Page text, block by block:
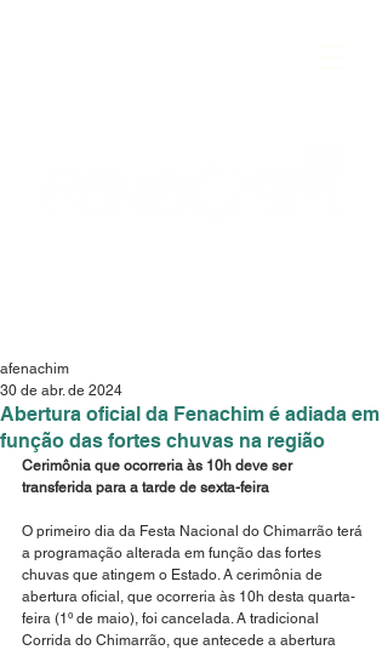
Abertura oficial da Fenachim é adiada em
função das fortes chuvas na região
afenachim
30 de abr. de 2024
Cerimônia que ocorreria às 10h deve ser
transferida para a tarde de sexta-feira
O primeiro dia da Festa Nacional do Chimarrão terá
a programação alterada em função das fortes
chuvas que atingem o Estado. A cerimônia de
abertura oficial, que ocorreria às 10h desta quarta-
feira (1º de maio), foi cancelada. A tradicional
Corrida do Chimarrão, que antecede a abertura